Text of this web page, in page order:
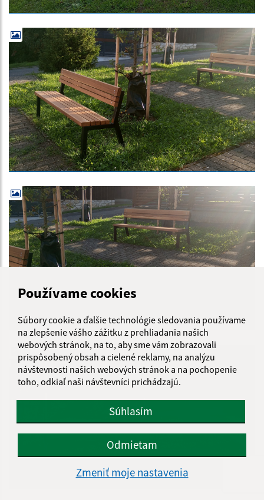
Používame cookies
Súbory cookie a ďalšie technológie sledovania používame
na zlepšenie vášho zážitku z prehliadania našich
webových stránok, na to, aby sme vám zobrazovali
prispôsobený obsah a cielené reklamy, na analýzu
návštevnosti našich webových stránok a na pochopenie
toho, odkiaľ naši návštevníci prichádzajú.
Súhlasím
Odmietam
Zmeniť moje nastavenia